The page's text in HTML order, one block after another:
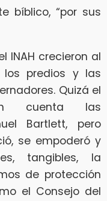
bíblico, “por sus
INAH crecieron al
predios y las
Quizá el
cuenta las
Bartlett, pero
se empoderó y
tangibles, la
de protección
el Consejo del